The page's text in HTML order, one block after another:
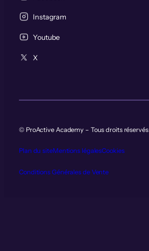
Instagram
Youtube
X
© ProActive Academy – Tous droits réservés
Plan du siteMentions légalesCookies
Conditions Générales de Vente